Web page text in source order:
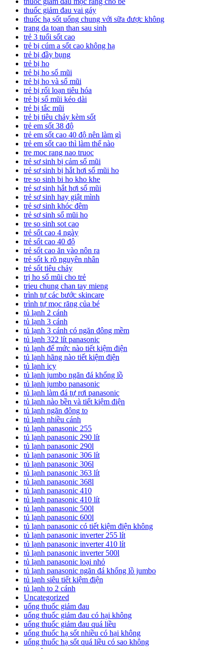
thuốc giảm đau vai gáy
thuốc hạ sốt uống chung với sữa được không
trang da toan than sau sinh
trẻ 3 tuổi sốt cao
trẻ bị cúm a sốt cao không hạ
trẻ bị đầy bụng
trẻ bị ho
trẻ bị ho sổ mũi
trẻ bị ho và sổ mũi
trẻ bị rối loạn tiêu hóa
trẻ bị sổ mũi kéo dài
trẻ bị tắc mũi
trẻ bị tiêu chảy kèm sốt
trẻ em sốt 38 độ
trẻ em sốt cao 40 độ nên làm gì
trẻ em sốt cao thì làm thế nào
tre moc rang nao truoc
trẻ sơ sinh bị cảm sổ mũi
trẻ sơ sinh bị hắt hơi sổ mũi ho
tre so sinh bi ho kho khe
trẻ sơ sinh hắt hơi sổ mũi
trẻ sơ sinh hay giật mình
trẻ sơ sinh khóc đêm
trẻ sơ sinh sổ mũi ho
tre so sinh sot cao
trẻ sốt cao 4 ngày
trẻ sốt cao 40 độ
trẻ sốt cao ăn vào nôn ra
trẻ sốt k rõ nguyên nhân
trẻ sốt tiêu chảy
trị ho sổ mũi cho trẻ
trieu chung chan tay mieng
trình tự các bước skincare
trình tự mọc răng của bé
tủ lạnh 2 cánh
tủ lạnh 3 cánh
tủ lạnh 3 cánh có ngăn đông mềm
tủ lạnh 322 lít panasonic
tủ lạnh để mức nào tiết kiệm điện
tủ lạnh hãng nào tiết kiệm điện
tủ lạnh icy
tủ lạnh jumbo ngăn đá khổng lồ
tủ lạnh jumbo panasonic
tủ lạnh làm đá tự rơi panasonic
tủ lạnh nào bền và tiết kiệm điện
tủ lạnh ngăn đông to
tủ lạnh nhiều cánh
tủ lạnh panasonic 255
tủ lạnh panasonic 290 lít
tủ lạnh panasonic 290l
tủ lạnh panasonic 306 lít
tủ lạnh panasonic 306l
tủ lạnh panasonic 363 lít
tủ lạnh panasonic 368l
tủ lạnh panasonic 410
tủ lạnh panasonic 410 lít
tủ lạnh panasonic 500l
tủ lạnh panasonic 600l
tủ lạnh panasonic có tiết kiệm điện không
tủ lạnh panasonic inverter 255 lít
tủ lạnh panasonic inverter 410 lít
tủ lạnh panasonic inverter 500l
tủ lạnh panasonic loại nhỏ
tủ lạnh panasonic ngăn đá khổng lồ jumbo
tủ lạnh siêu tiết kiệm điện
tủ lạnh to 2 cánh
Uncategorized
uống thuốc giảm đau
uống thuốc giảm đau có hại không
uống thuốc giảm đau quá liều
uống thuốc hạ sốt nhiều có hại không
uống thuốc hạ sốt quá liều có sao không